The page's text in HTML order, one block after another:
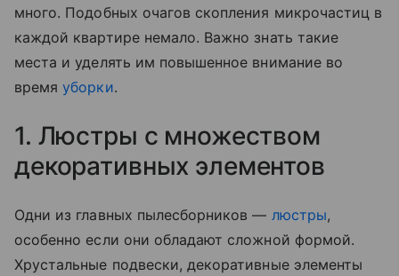
много. Подобных очагов скопления микрочастиц в
каждой квартире немало. Важно знать такие
места и уделять им повышенное внимание во
времяуборки.
1. Люстры с множеством
декоративных элементов
Одни из главных пылесборников — люстры,
особенно если они обладают сложной формой.
Хрустальные подвески, декоративные элементы